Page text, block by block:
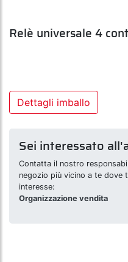
Relè universale 4
Dettagli imballo
Sei interessato
Contatta il nostro
negozio più vicino a te
interesse:
Organizzazione vendita